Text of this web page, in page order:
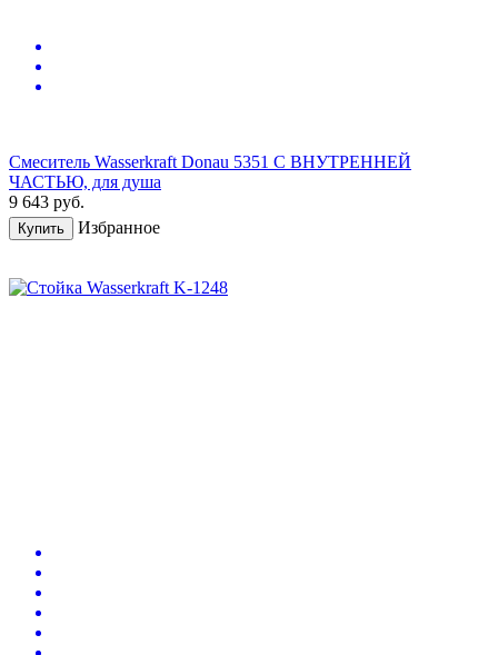
Смеситель Wasserkraft Donau 5351 С ВНУТРЕННЕЙ
ЧАСТЬЮ, для душа
9 643 руб.
Купить Избранное